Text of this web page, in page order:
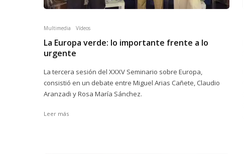
Multimedia Vídeos
La Europa verde: lo importante frente a lo
urgente
La tercera sesión del XXXV Seminario sobre Europa,
consistió en un debate entre Miguel Arias Cañete, Claudio
Aranzadi y Rosa María Sánchez.
Leer más